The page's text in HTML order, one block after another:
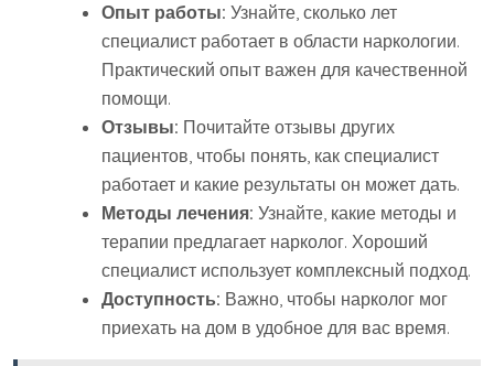
Опыт работы: Узнайте, сколько лет
специалист работает в области наркологии.
Практический опыт важен для качественной
помощи.
Отзывы: Почитайте отзывы других
пациентов, чтобы понять, как специалист
работает и какие результаты он может дать.
Методы лечения: Узнайте, какие методы и
терапии предлагает нарколог. Хороший
специалист использует комплексный подход.
Доступность: Важно, чтобы нарколог мог
приехать на дом в удобное для вас время.